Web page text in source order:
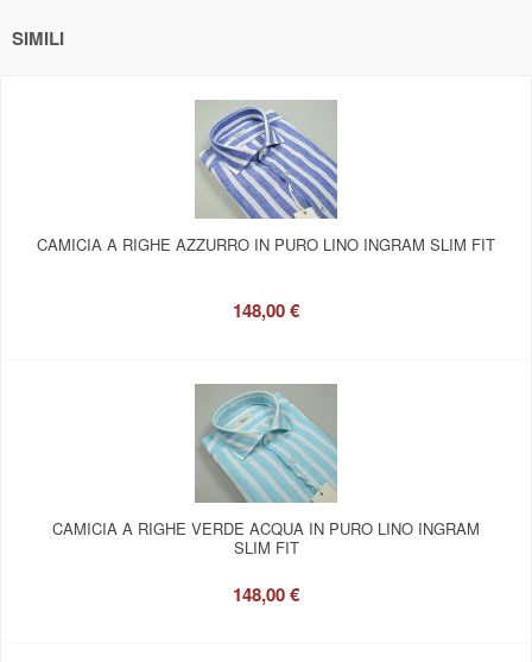
SIMILI
CAMICIA A RIGHE AZZURRO IN PURO LINO INGRAM SLIM FIT
148,00 €
CAMICIA A RIGHE VERDE ACQUA IN PURO LINO INGRAM
SLIM FIT
148,00 €